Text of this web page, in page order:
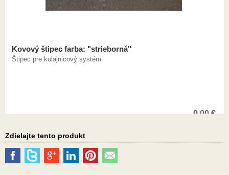
Kovový štipec farba: "strieborná"
Štipec pre kolajnicový systém
0,00€
Zdielajte tento produkt